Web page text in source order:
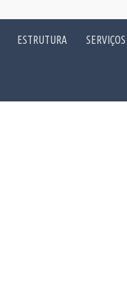
ESTRUTURA SERVIÇOS